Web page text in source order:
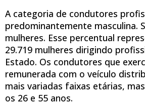
A categoria de condutores
predominantemente masculina.
mulheres. Esse percentual
29.719 mulheres dirigindo
Estado. Os condutores que
remunerada com o veículo
mais variadas faixas etárias,
os 26 e 55 anos.